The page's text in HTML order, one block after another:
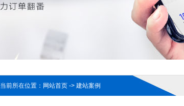
当前所在位置：网站首页 -> 建站案例